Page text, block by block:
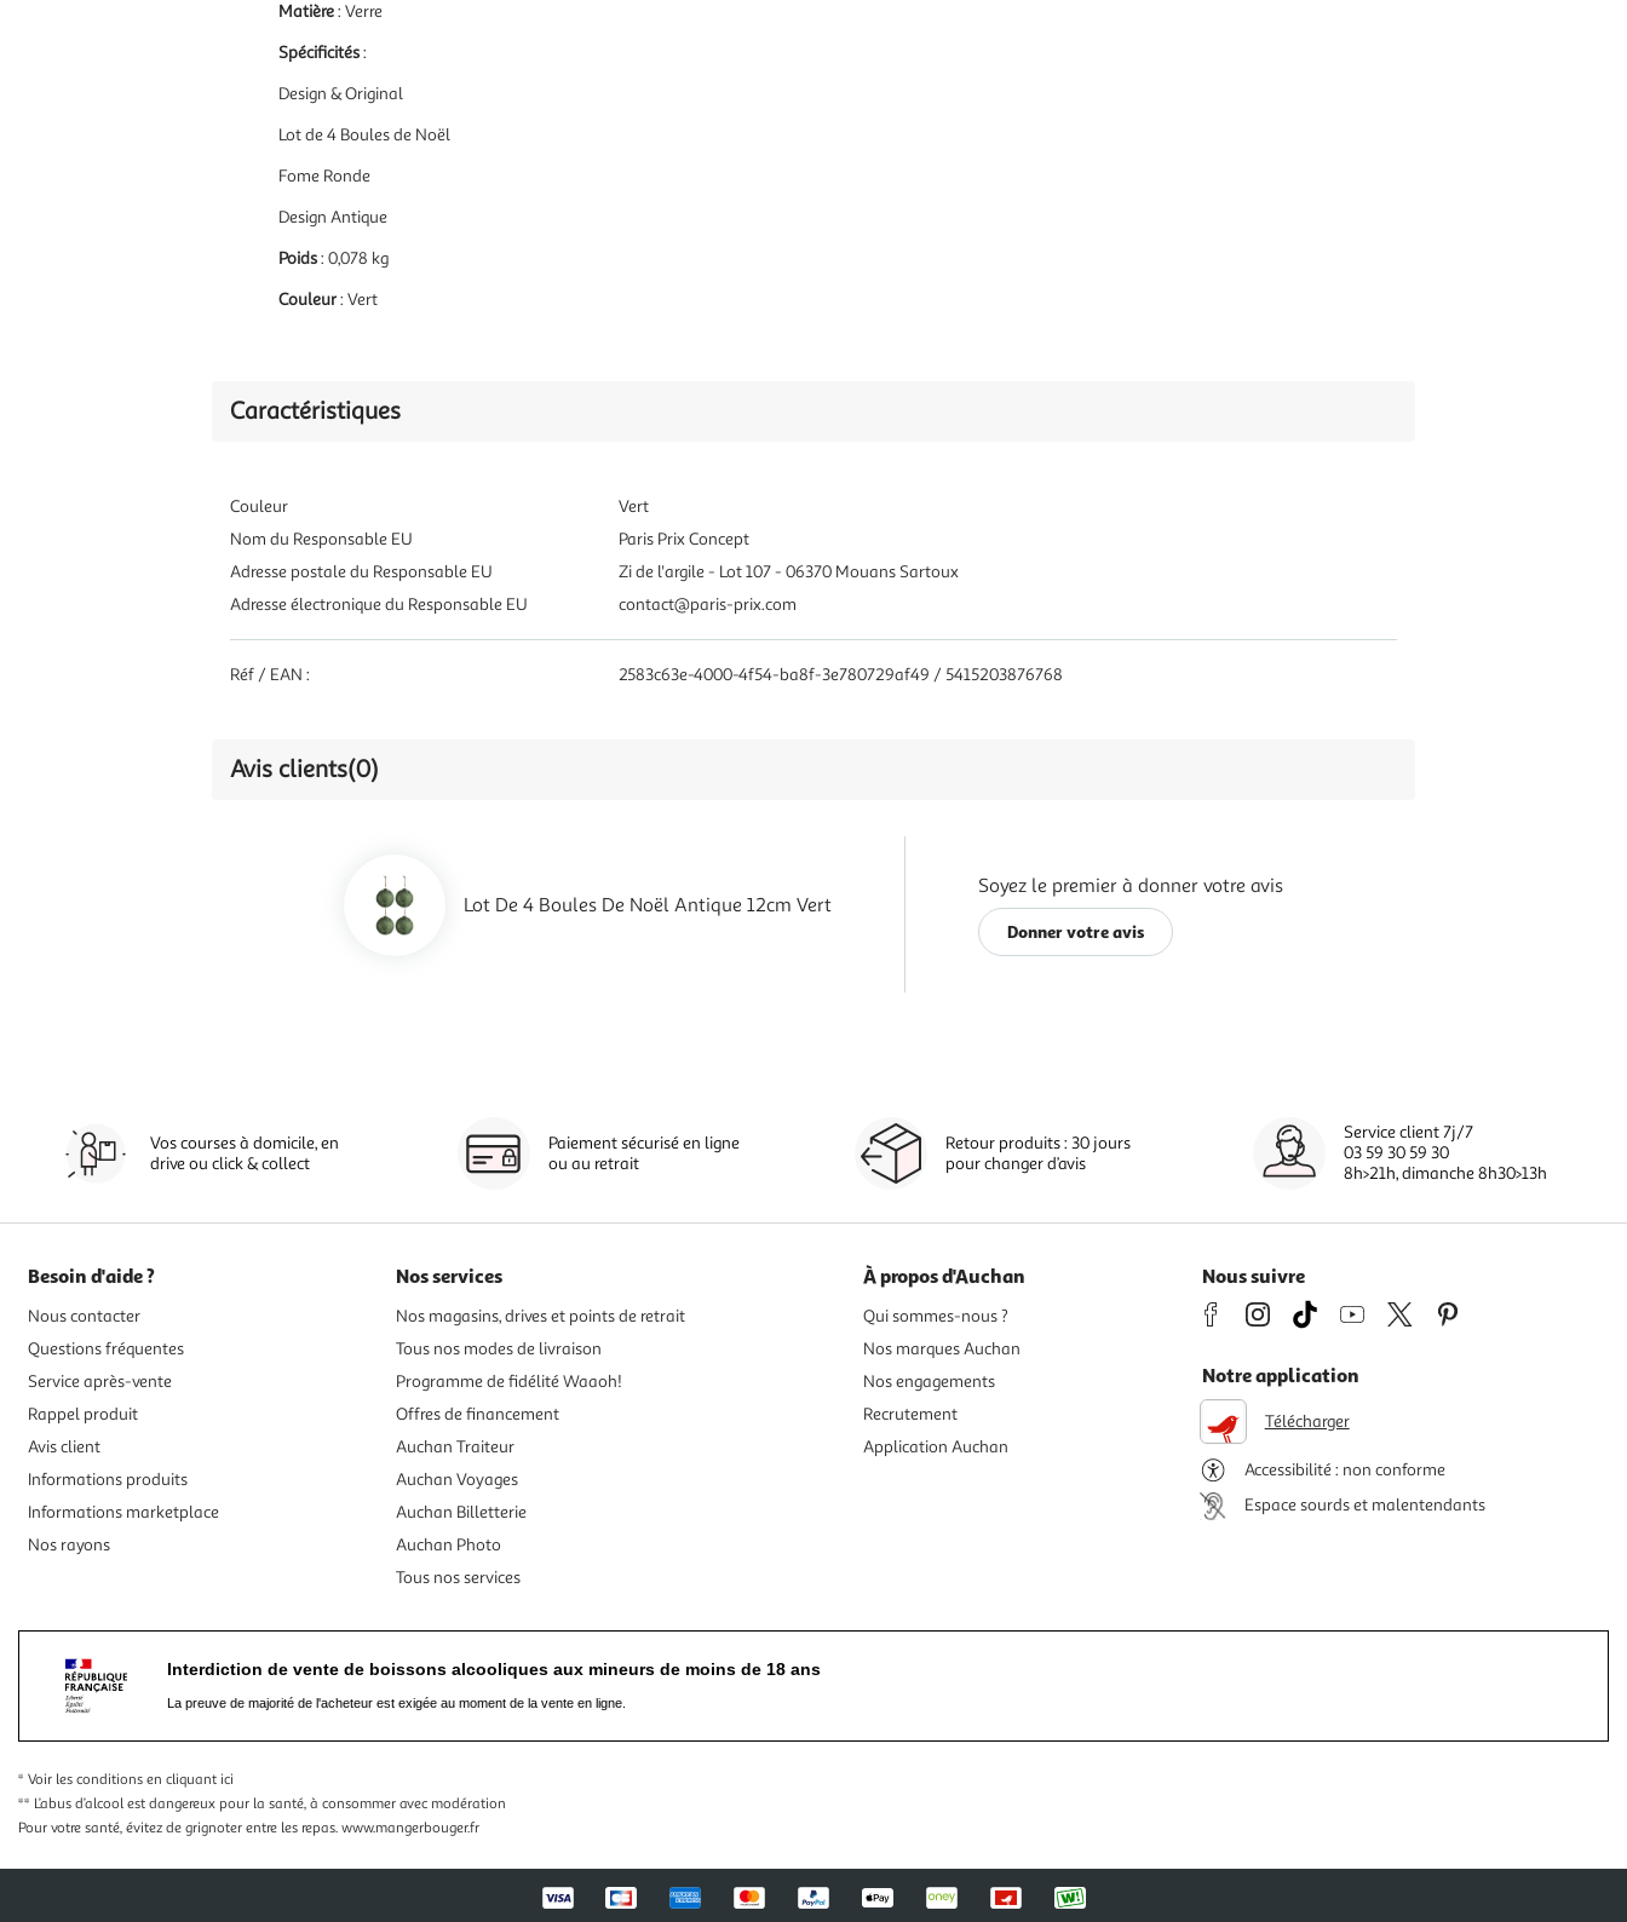
Matière: Verre
Spécificités:
Design & Original
Lot de 4 Boules de Noël
Fome Ronde
Design Antique
Poids: 0,078 kg
Couleur: Vert
Caractéristiques
Couleur
Vert
Nom du Responsable EU
Paris Prix Concept
Adresse postale du Responsable EU
Zi de l'argile - Lot 107 - 06370 Mouans Sartoux
Adresse électronique du Responsable EU
contact@paris-prix.com
Réf / EAN : 2583c63e-4000-4f54-ba8f-3e780729af49 / 5415203876768
Avis clients(0)
Lot De 4 Boules De Noël Antique 12cm Vert
Soyez le premier à donner votre avis
Donner votre avis
Vos courses à domicile, en
drive ou click & collect
Paiement sécurisé en ligne
ou au retrait
Retour produits : 30 jours
pour changer d’avis
Service client 7j/7
03 59 30 59 30
8h>21h, dimanche 8h30>13h
Besoin d'aide ?
Nous contacter
Questions fréquentes
Service après-vente
Rappel produit
Avis client
Informations produits
Informations marketplace
Nos rayons
Nos services
Nos magasins, drives et points de retrait
Tous nos modes de livraison
Programme de fidélité Waaoh!
Offres de financement
Auchan Traiteur
Auchan Voyages
Auchan Billetterie
Auchan Photo
Tous nos services
À propos d'Auchan
Qui sommes-nous ?
Nos marques Auchan
Nos engagements
Recrutement
Application Auchan
Nous suivre
Notre application
Télécharger
Accessibilité : non conforme
Espace sourds et malentendants
Interdiction de vente de boissons alcooliques aux mineurs de moins de 18 ans
La preuve de majorité de l'acheteur est exigée au moment de la vente en ligne.
* Voir les conditions en cliquant ici
** L’abus d’alcool est dangereux pour la santé, à consommer avec modération
Pour votre santé, évitez de grignoter entre les repas. www.mangerbouger.fr